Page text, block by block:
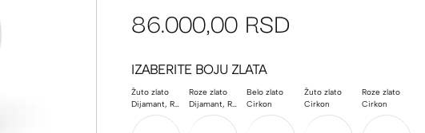
86.000,00 RSD
IZABERITE BOJU ZLATA
Žuto zlato
Dijamant, Rubin
Roze zlato
Dijamant, Rubin
Belo zlato
Cirkon
Žuto zlato
Cirkon
Roze zlato
Cirkon